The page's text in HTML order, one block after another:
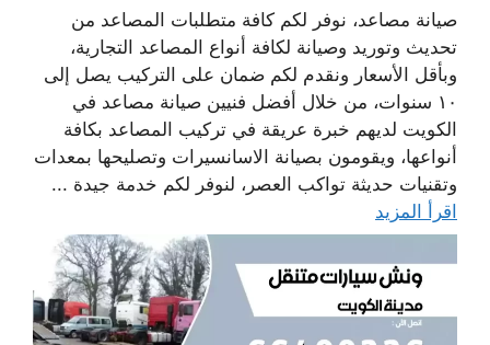
صيانة مصاعد، نوفر لكم كافة متطلبات المصاعد من
تحديث وتوريد وصيانة لكافة أنواع المصاعد التجارية،
وبأقل الأسعار ونقدم لكم ضمان على التركيب يصل إلى
١٠ سنوات، من خلال أفضل فنيين صيانة مصاعد في
الكويت لديهم خبرة عريقة في تركيب المصاعد بكافة
أنواعها، ويقومون بصيانة الاسانسيرات وتصليحها بمعدات
وتقنيات حديثة تواكب العصر، لنوفر لكم خدمة جيدة ...
اقرأ المزيد